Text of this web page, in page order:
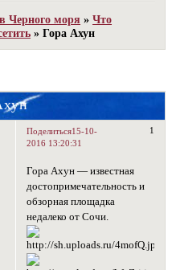
Черного моря »Что
»Гора Ахун
Поделиться 1
15-10-
2016 13:20:31
Гора Ахун — известная
достопримечательность и
обзорная площадка
недалеко от Сочи.